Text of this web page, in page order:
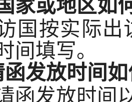
家或地区如
国按实际
间填写。
函发放时间
函发放时间